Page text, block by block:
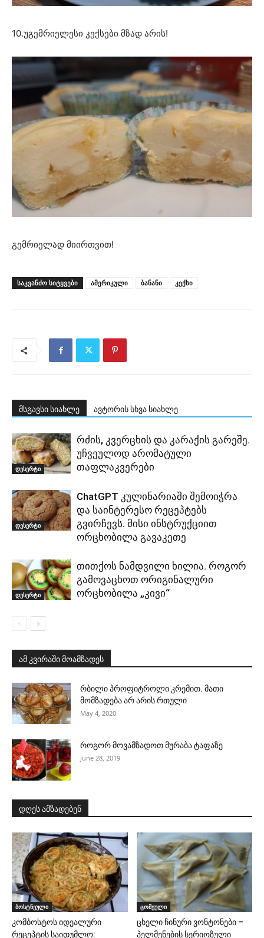
10.უგემრიელესი კექსები მზად არის!
გემრიელად მიირთვით!
ᲡᲐᲙᲕᲐᲜᲫᲝ ᲡᲘᲢᲧᲕᲔᲑᲘ ამერიკული ბანანი კექსი
მსგავსი სიახლე ავტორის სხვა სიახლე
დესერტი
რძის, კვერცხის და კარაქის გარეშე.
უჩვეულოდ არომატული
თაფლაკვერები
დესერტი
ChatGPT კულინარიაში შემოიჭრა
და საინტერესო რეცეპტებს
გვირჩევს. მისი ინსტრუქციით
ორცხობილა გავაკეთე
დესერტი
თითქოს ნამდვილი ხილია. როგორ
გამოვაცხოთ ორიგინალური
ორცხობილა „კივი“
ამ კვირაში მოამზადეს
რბილი პროფიტროლი კრემით. მათი
მომზადება არ არის რთული
May 4, 2020
როგორ მოვამზადოთ მურაბა ტაფაზე
June 28, 2019
დღეს ამზადებენ
ბოსტნეული
კომბოსტოს იდეალური
რეცეპტის საიდუმლო:
ცომეული
ცხელი ჩინური ვონტონები –
პელმენების სერიოზული